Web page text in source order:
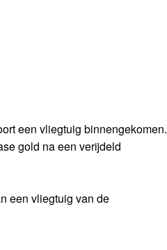
een vliegtuig binnengekomen.
gold na een verijdeld
een vliegtuig van de